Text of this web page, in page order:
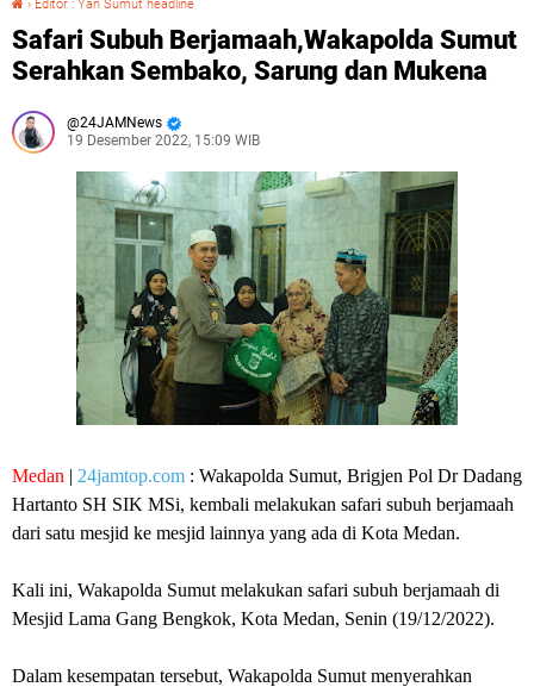
› Editor : Yan Sumut headline
Safari Subuh Berjamaah,Wakapolda Sumut
Serahkan Sembako, Sarung dan Mukena
24JAMNews
19 Desember 2022, 15:09 WIB
Medan | 24jamtop.com : Wakapolda Sumut, Brigjen Pol Dr Dadang
Hartanto SH SIK MSi, kembali melakukan safari subuh berjamaah
dari satu mesjid ke mesjid lainnya yang ada di Kota Medan.
Kali ini, Wakapolda Sumut melakukan safari subuh berjamaah di
Mesjid Lama Gang Bengkok, Kota Medan, Senin (19/12/2022).
Dalam kesempatan tersebut, Wakapolda Sumut menyerahkan